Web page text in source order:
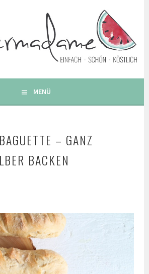
LECKERE EINFACHE BUNTE UND
BESONDERE REZEPTE
MENÜ
– GANZ
BACKEN